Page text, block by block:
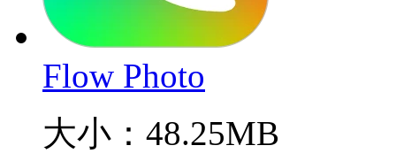
Flow Photo
大小：48.25MB